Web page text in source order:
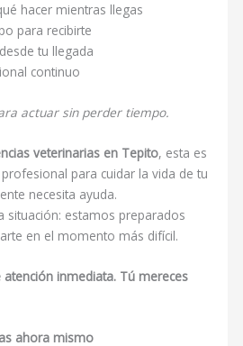
hacer mientras llegas
para recibirte
tu llegada
continuo
actuar sin perder tiempo.
veterinarias en Tepito, esta es
para cuidar la vida de tu
necesita ayuda.
situación: estamos preparados
en el momento más difícil.
inmediata. Tú mereces
ahora mismo